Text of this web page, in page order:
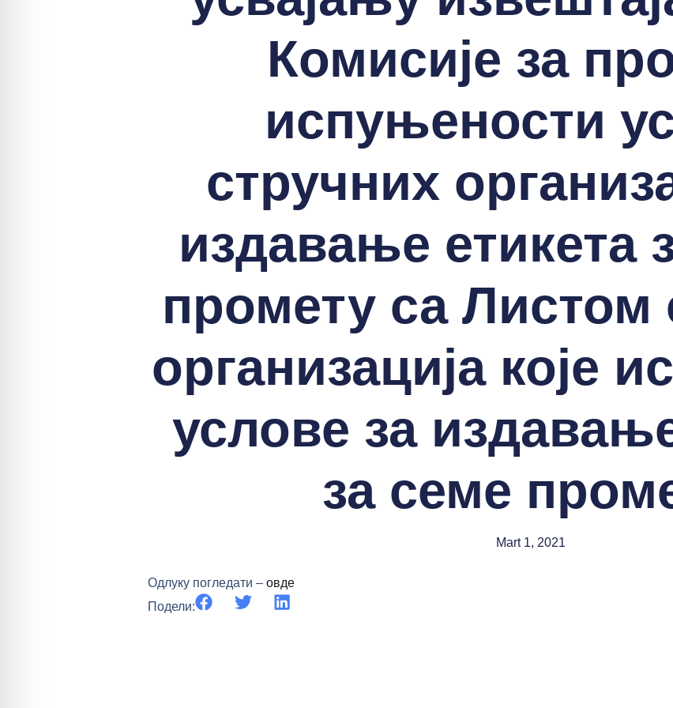
Комисије за
испуњености
стручних
издавање етикета
промету са Листом
организација које
услове за
за семе
Mart 1, 2021
Одлуку погледати – овде
Подели: